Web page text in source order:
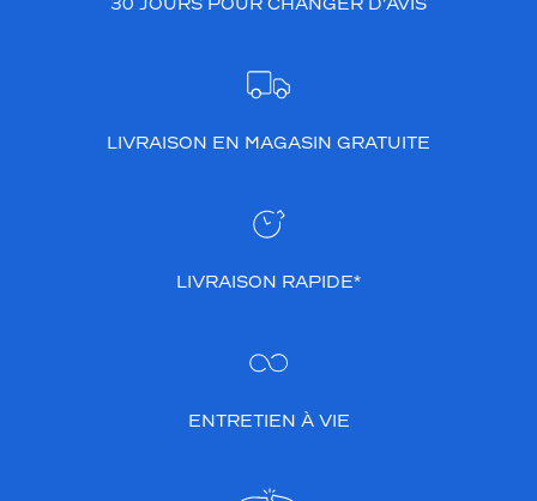
30 JOURS POUR CHANGER D’AVIS
LIVRAISON EN MAGASIN GRATUITE
LIVRAISON RAPIDE*
ENTRETIEN À VIE